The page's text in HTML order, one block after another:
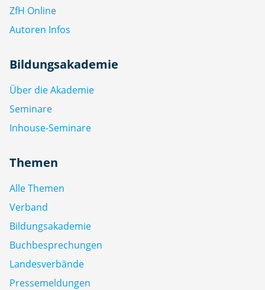
ZfH Online
Autoren Infos
Bildungsakademie
Über die Akademie
Seminare
Inhouse-Seminare
Themen
Alle Themen
Verband
Bildungsakademie
Buchbesprechungen
Landesverbände
Pressemeldungen